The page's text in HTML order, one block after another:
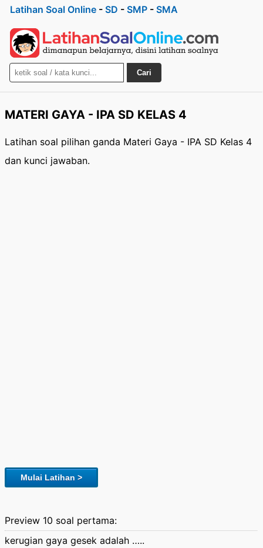
Latihan Soal Online - SD - SMP - SMA
Cari
MATERI GAYA - IPA SD KELAS 4
Latihan soal pilihan ganda Materi Gaya - IPA SD Kelas 4
dan kunci jawaban.
Mulai Latihan >
Preview 10 soal pertama:
kerugian gaya gesek adalah …..